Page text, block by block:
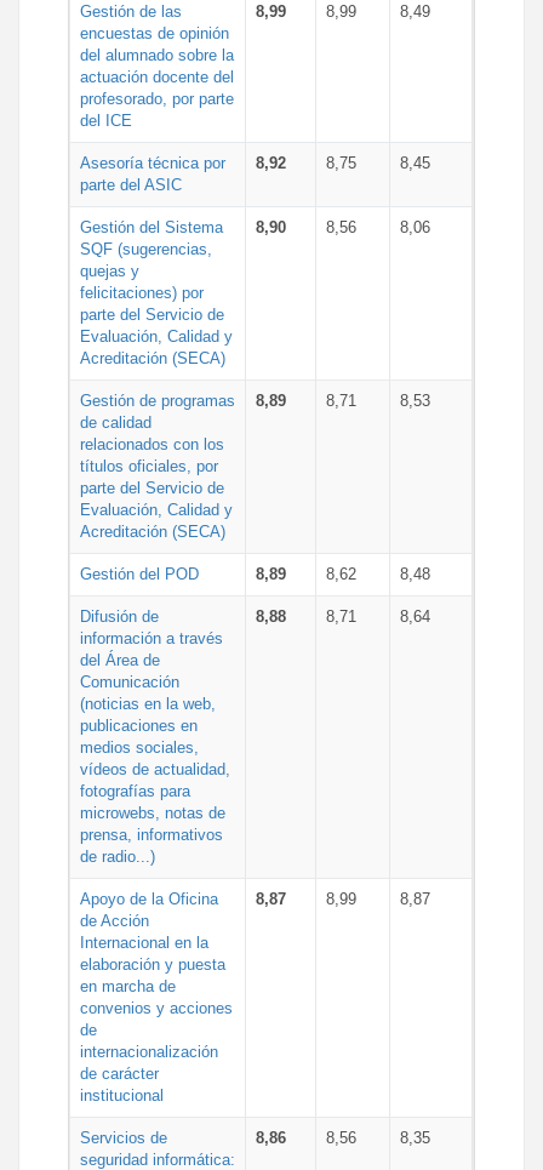
Gestión de las
encuestas de opinión
del alumnado sobre la
actuación docente del
profesorado, por parte
del ICE
8,99 8,99 8,49
Asesoría técnica por
parte del ASIC
8,92 8,75 8,45
Gestión del Sistema
SQF (sugerencias,
quejas y
felicitaciones) por
parte del Servicio de
Evaluación, Calidad y
Acreditación (SECA)
8,90 8,56 8,06
Gestión de programas
de calidad
relacionados con los
títulos oficiales, por
parte del Servicio de
Evaluación, Calidad y
Acreditación (SECA)
8,89 8,71 8,53
Gestión del POD 8,89 8,62 8,48
Difusión de
información a través
del Área de
Comunicación
(noticias en la web,
publicaciones en
medios sociales,
vídeos de actualidad,
fotografías para
microwebs, notas de
prensa, informativos
de radio...)
8,88 8,71 8,64
Apoyo de la Oficina
de Acción
Internacional en la
elaboración y puesta
en marcha de
convenios y acciones
de
internacionalización
de carácter
institucional
8,87 8,99 8,87
Servicios de
seguridad informática:
8,86 8,56 8,35